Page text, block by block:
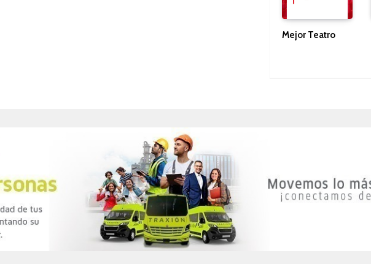
Mejor Teatro